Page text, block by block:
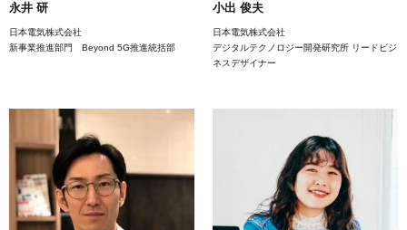
永井 研
日本電気株式会社
新事業推進部門 Beyond 5G推進統括部
小出 俊夫
日本電気株式会社
デジタルテクノロジー開発研究所 リードビジ
ネスデザイナー